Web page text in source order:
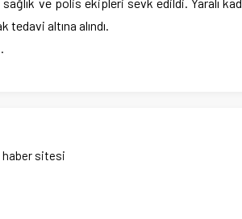
tedavi altına alındı.
haber sitesi